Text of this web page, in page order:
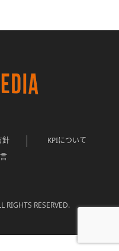
針
KPIについて
RESERVED.